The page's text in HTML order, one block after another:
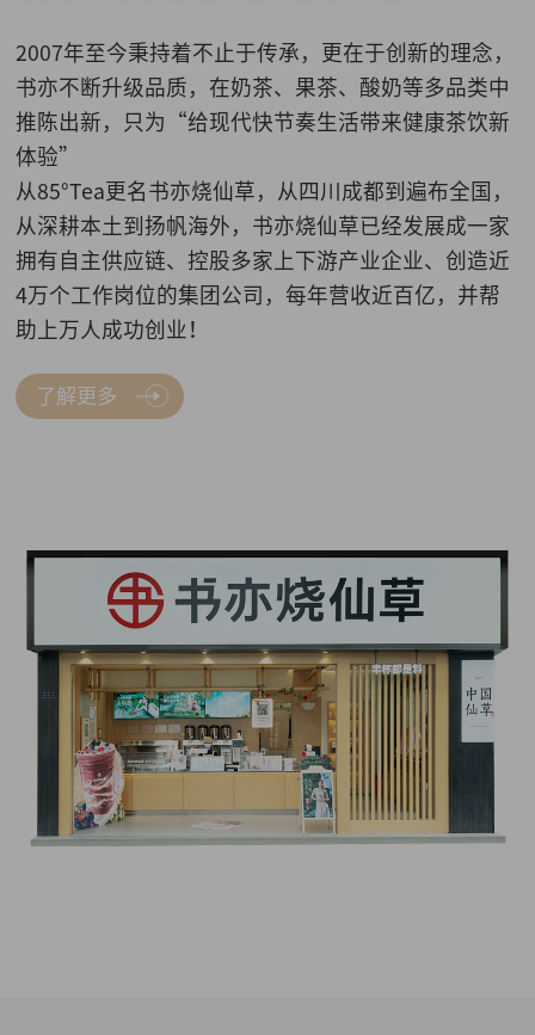
2007年至今秉持着不止于传承，更在于创新的理念，
书亦不断升级品质，在奶茶、果茶、酸奶等多品类中
推陈出新，只为“给现代快节奏生活带来健康茶饮新
体验”
从85°Tea更名书亦烧仙草，从四川成都到遍布全国，
从深耕本土到扬帆海外，书亦烧仙草已经发展成一家
拥有自主供应链、控股多家上下游产业企业、创造近
4万个工作岗位的集团公司，每年营收近百亿，并帮
助上万人成功创业！
了解更多